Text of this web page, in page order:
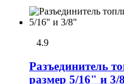
4.9
Разъединитель
размер 5/16" и 3/